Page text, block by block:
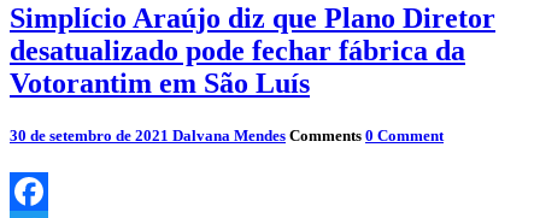
Simplício Araújo diz que Plano Diretor
desatualizado pode fechar fábrica da
Votorantim em São Luís
30 de setembro de 2021 Dalvana Mendes Comments 0 Comment